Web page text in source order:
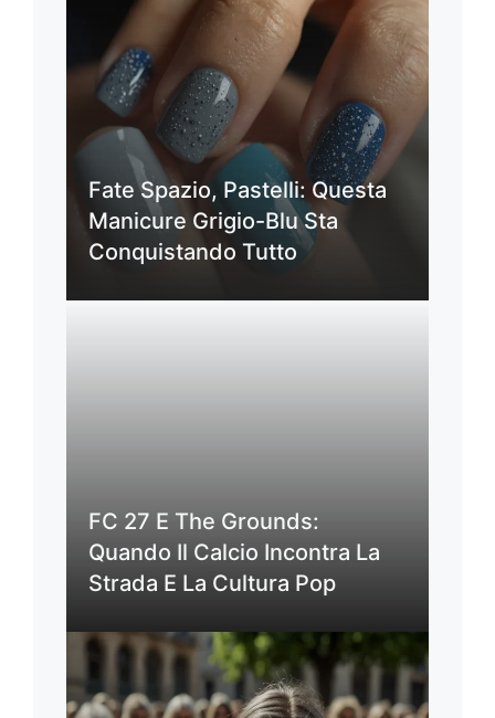
Fate Spazio, Pastelli: Questa
Manicure Grigio-Blu Sta
Conquistando Tutto
FC 27 E The Grounds:
Quando Il Calcio Incontra La
Strada E La Cultura Pop